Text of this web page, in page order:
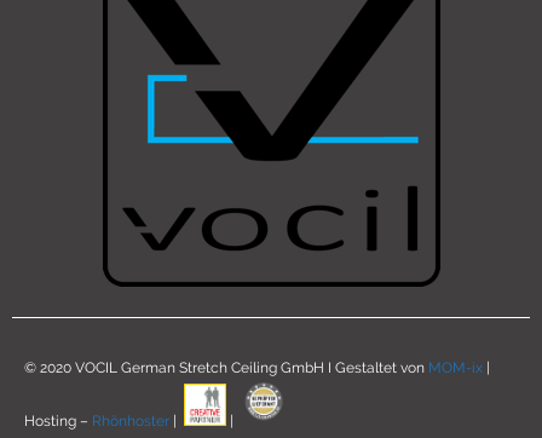
© 2020 VOCIL German Stretch Ceiling GmbH I Gestaltet von MOM-ix
Hosting – Rhönhoster